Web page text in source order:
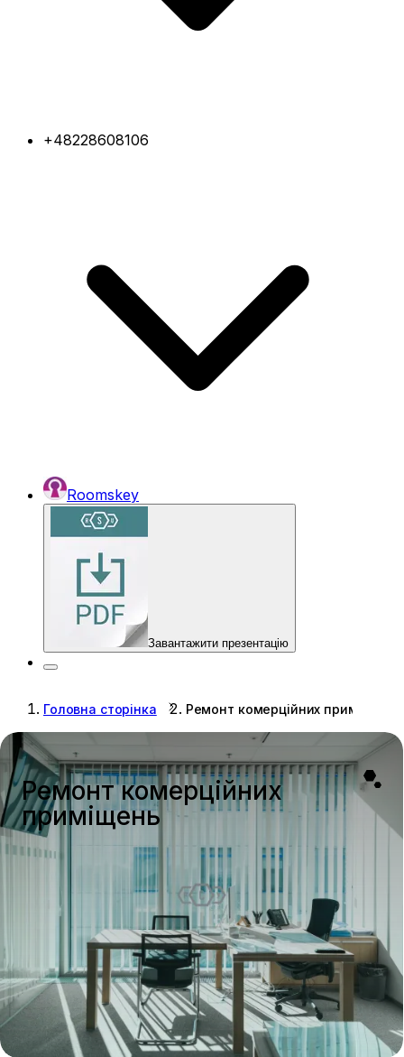
+48228608106
Roomskey
Завантажити презентацію
Головна сторінка Ремонт комерційних приміщень
Ремонт комерційних
приміщень